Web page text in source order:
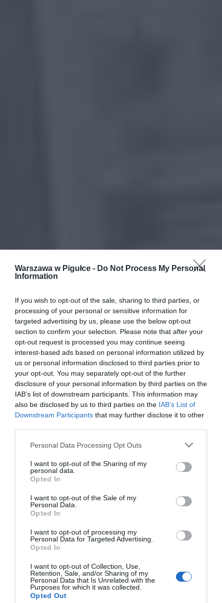
Warszawa w Pigułce - Do Not Process My Personal
Information
If you wish to opt-out of the sale, sharing to third parties, or
processing of your personal or sensitive information for
targeted advertising by us, please use the below opt-out
section to confirm your selection. Please note that after your
opt-out request is processed you may continue seeing
interest-based ads based on personal information utilized by
us or personal information disclosed to third parties prior to
your opt-out. You may separately opt-out of the further
disclosure of your personal information by third parties on the
IAB’s list of downstream participants. This information may
also be disclosed by us to third parties on the IAB’s List of
Downstream Participants that may further disclose it to other
Personal Data Processing Opt Outs
I want to opt-out of the Sharing of my
personal data.
Opted In
I want to opt-out of the Sale of my
Personal Data.
Opted In
I want to opt-out of processing my
Personal Data for Targeted Advertising.
Opted In
I want to opt-out of Collection, Use,
Retention, Sale, and/or Sharing of my
Personal Data that Is Unrelated with the
Purposes for which it was collected.
Opted Out